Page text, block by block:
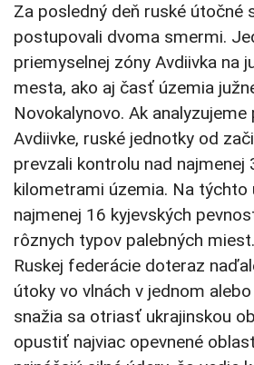
Za posledný deň ruské útočné
postupovali dvoma smermi.
priemyselnej zóny Avdiivka na
mesta, ako aj časť územia
Novokalynovo. Ak
Avdiivke, ruské jednotky od
prevzali kontrolu nad
kilometrami územia. Na týchto
najmenej 16 kyjevských
rôznych typov palebných
Ruskej federácie doteraz
útoky vo vlnách v jednom
snažia sa otriasť ukrajinskou
opustiť najviac opevnené